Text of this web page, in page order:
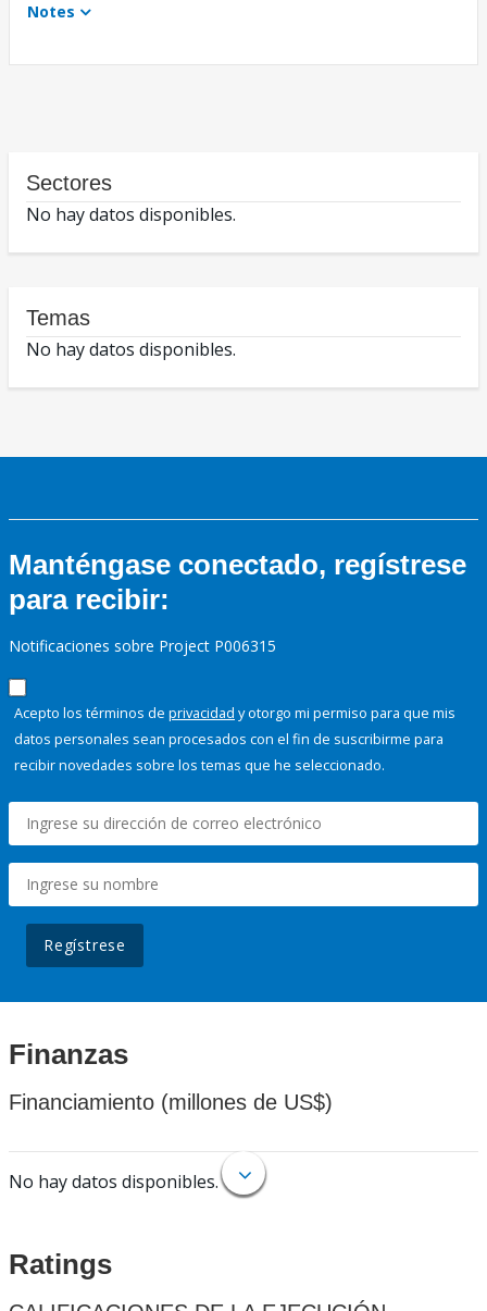
Notes
Sectores
No hay datos disponibles.
Temas
No hay datos disponibles.
Manténgase conectado, regístrese
para recibir:
Notificaciones sobre Project P006315
Acepto los términos de privacidad y otorgo mi permiso para que mis
datos personales sean procesados con el fin de suscribirme para
recibir novedades sobre los temas que he seleccionado.
Regístrese
Finanzas
Financiamiento (millones de US$)
No hay datos disponibles.
Ratings